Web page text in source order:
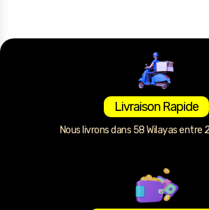
Livraison Rapide
Nous livrons dans 58 Wilayas entre